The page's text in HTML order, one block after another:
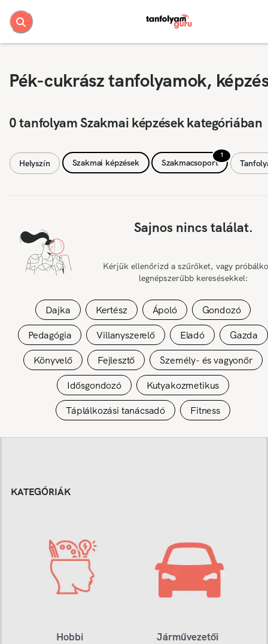
Pék-cukrász tanfolyamok,
0 tanfolyam Szakmai képzések kategóriában
Helyszín Szakmai képzések
1
Szakmacsoport
Sajnos nincs találat.
Kérjük ellenőrizd a szűrőket, vagy
legnépszerűbb keresésekkel:
Dajka Kertész Ápoló
Gondozó
Pedagógia
Villanyszerelő Eladó
Gazda
Könyvelő
Fejlesztő
Személy- és vagyonőr
Idősgondozó
Kutyakozmetikus
Táplálkozási tanácsadó
Fitness
KATEGÓRIÁK
Hobbi
Járművezetői